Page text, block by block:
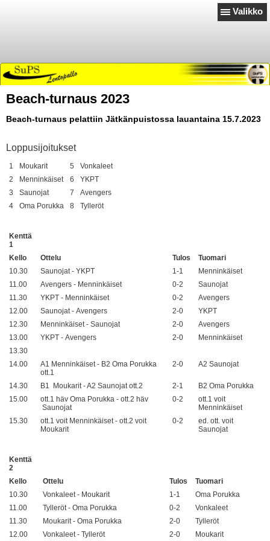
Valikko
Beach-turnaus 2023
Beach-turnaus pelattiin Jätkänpuistossa lauantaina 15.7.2023
Loppusijoitukset
1 Moukarit 5
Vonkaleet
2
Menninkäiset 6
YKPT
3
Saunojat 7
Avengers
4
Oma Porukka 8 Tylleröt
Kenttä
1
Kello
Ottelu Tulos
Tuomari
10.30
Saunojat - YKPT 1-1
Menninkäiset
11.00
Avengers - Menninkäiset 0-2
Saunojat
11.30
YKPT - Menninkäiset 0-2
Avengers
12.00
Saunojat - Avengers 2-0
YKPT
12.30
Menninkäiset - Saunojat 2-0
Avengers
13.00
YKPT - Avengers 2-0
Menninkäiset
13.30
14.00
A1 Menninkäiset - B2 Oma Porukka
ott.1
2-0 A2 Saunojat
14.30 B1 Moukarit - A2 Saunojat ott.2 2-1
B2 Oma Porukka
15.00
ott.1 häv Oma Porukka - ott.2 häv
Saunojat
0-2
ott.1 voit
Menninkäiset
15.30
ott.1 voit Menninkäiset - ott.2 voit
Moukarit
0-2
ed. ott. voit
Saunojat
Kenttä
2
Kello
Ottelu Tulos
Tuomari
10.30
Vonkaleet - Moukarit 1-1
Oma Porukka
11.00
Tylleröt - Oma Porukka 0-2
Vonkaleet
11.30
Moukarit - Oma Porukka 2-0
Tylleröt
12.00
Vonkaleet - Tylleröt 2-0 Moukarit